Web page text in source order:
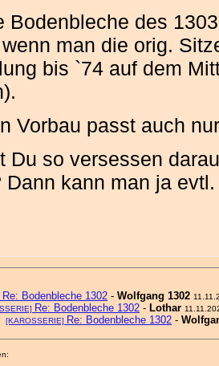
Bodenbleche des
man die orig.
bis `74 auf dem
Vorbau passt auch
Du so versessen
Dann kann man ja
Re: Bodenbleche 1302 - Wolfgang 1302
Re: Bodenbleche 1302 - Lothar
[KAROSSERIE] Re: Bodenbleche 1302 -